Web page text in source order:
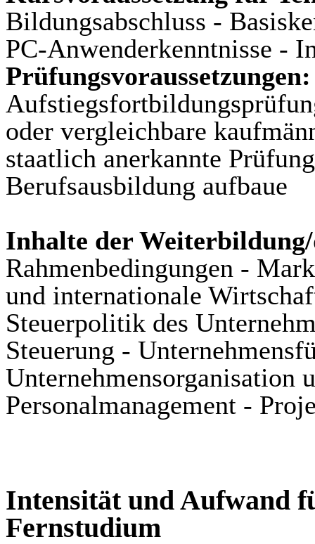
Bildungsabschluss -
PC-Anwenderkenntnisse -
Prüfungsvoraussetzungen:
oder vergleichbare
staatlich anerkannte
Berufsausbildung aufbaue
Inhalte der
Rahmenbedingungen -
und internationale
Steuerpolitik des
Steuerung -
Unternehmensorganisation
Personalmanagement -
Intensität und Aufwand
Fernstudium